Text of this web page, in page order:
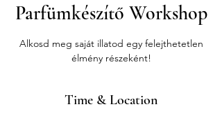
Parfümkészítő Workshop
Alkosd meg saját illatod egy felejthetetlen
élmény részeként!
Time & Location